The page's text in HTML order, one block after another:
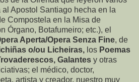
Apostol Santiago hecha en la
Compostela en la Misa de
Órgano, Botafumeiro; etc.), el
Aperta/Opera Senza Fine, de
o/ou Licheiras, los Poemas
Galantes y otras
el médico, doctor,
artista y creador, nuestro muy